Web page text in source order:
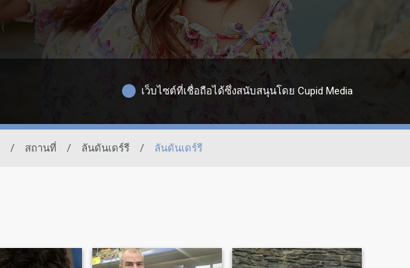
เว็บไซต์ที่เชื่อถือได้ซึ่งสนับสนุนโดย Cupid Media
/ สถานที่ / ลันดันเดร์รี / ลันดันเดร์รี